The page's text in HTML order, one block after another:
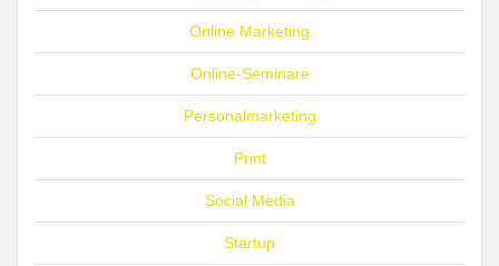
Online Marketing
Online-Seminare
Personalmarketing
Print
Social Media
Startup